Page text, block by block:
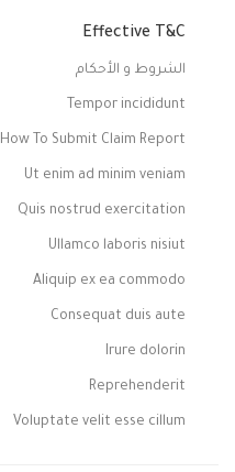
Effective T&C
الشروط و الأحكام
Tempor incididunt
How To Submit Claim Report
Ut enim ad minim veniam
Quis nostrud exercitation
Ullamco laboris nisiut
Aliquip ex ea commodo
Consequat duis aute
Irure dolorin
Reprehenderit
Voluptate velit esse cillum